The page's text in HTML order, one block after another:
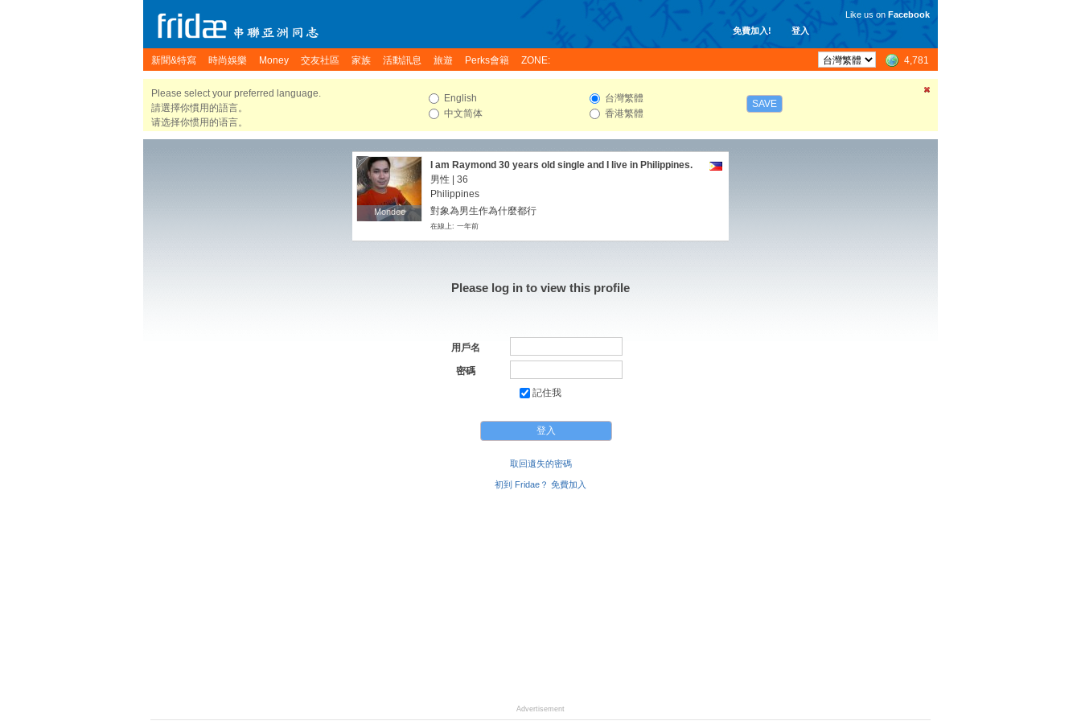
免費加入! 登入
Like us on Facebook
新聞&特寫 時尚娛樂 Money 交友社區 家族 活動訊息 旅遊 Perks會籍 ZONE: 4,781
Please select your preferred language.
請選擇你慣用的語言。
请选择你惯用的语言。
English
中文简体
台灣繁體
香港繁體
SAVE
Mondee
Mondee
I am Raymond 30 years old single and I live in Philippines.
男性 | 36
Philippines
對象為男生作為什麼都行
在線上: 一年前
Please log in to view this profile
用戶名
密碼
記住我
取回遺失的密碼
初到 Fridae？ 免費加入
Advertisement